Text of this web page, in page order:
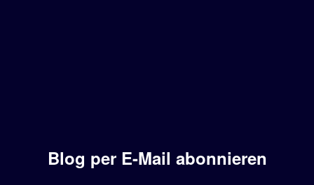
Blog per E-Mail abonnieren